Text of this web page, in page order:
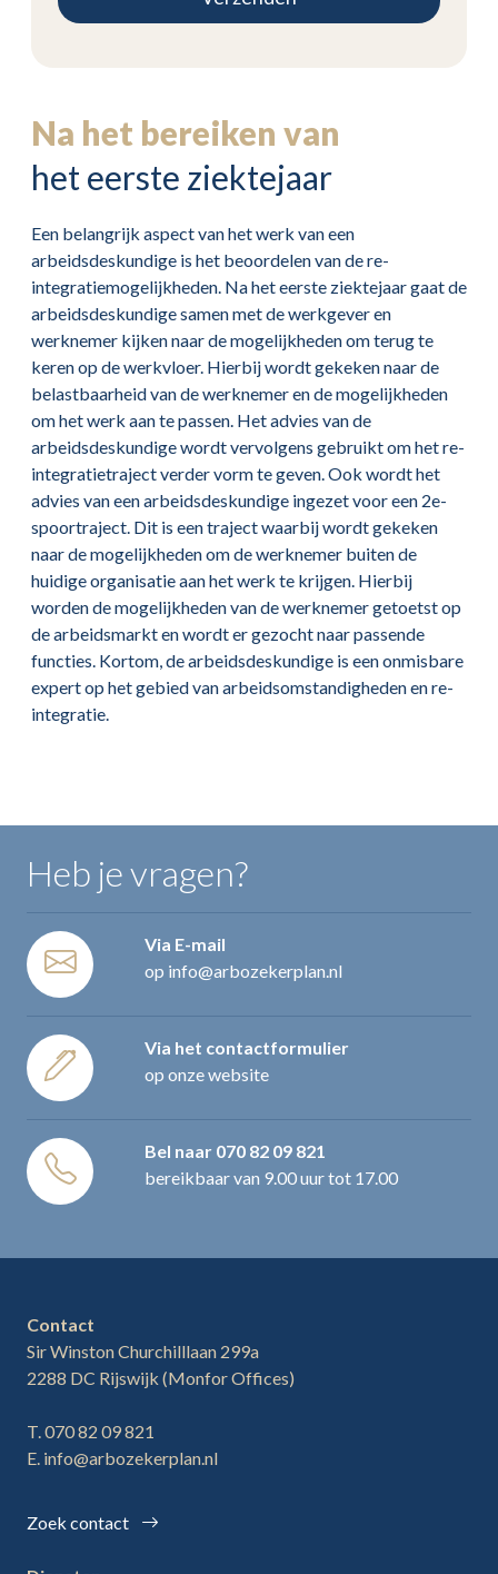
Na het bereiken van
het eerste ziektejaar
Een belangrijk aspect van het werk van een
arbeidsdeskundige is het beoordelen van de re-
integratiemogelijkheden. Na het eerste ziektejaar gaat de
arbeidsdeskundige samen met de werkgever en
werknemer kijken naar de mogelijkheden om terug te
keren op de werkvloer. Hierbij wordt gekeken naar de
belastbaarheid van de werknemer en de mogelijkheden
om het werk aan te passen. Het advies van de
arbeidsdeskundige wordt vervolgens gebruikt om het re-
integratietraject verder vorm te geven. Ook wordt het
advies van een arbeidsdeskundige ingezet voor een 2e-
spoortraject. Dit is een traject waarbij wordt gekeken
naar de mogelijkheden om de werknemer buiten de
huidige organisatie aan het werk te krijgen. Hierbij
worden de mogelijkheden van de werknemer getoetst op
de arbeidsmarkt en wordt er gezocht naar passende
functies. Kortom, de arbeidsdeskundige is een onmisbare
expert op het gebied van arbeidsomstandigheden en re-
integratie.
Heb je vragen?
Via E-mail
op info@arbozekerplan.nl
Via het contactformulier
op onze website
Bel naar 070 82 09 821
bereikbaar van 9.00 uur tot 17.00
Contact
Sir Winston Churchilllaan 299a
2288 DC Rijswijk (Monfor Offices)
T. 070 82 09 821
E. info@arbozekerplan.nl
Zoek contact